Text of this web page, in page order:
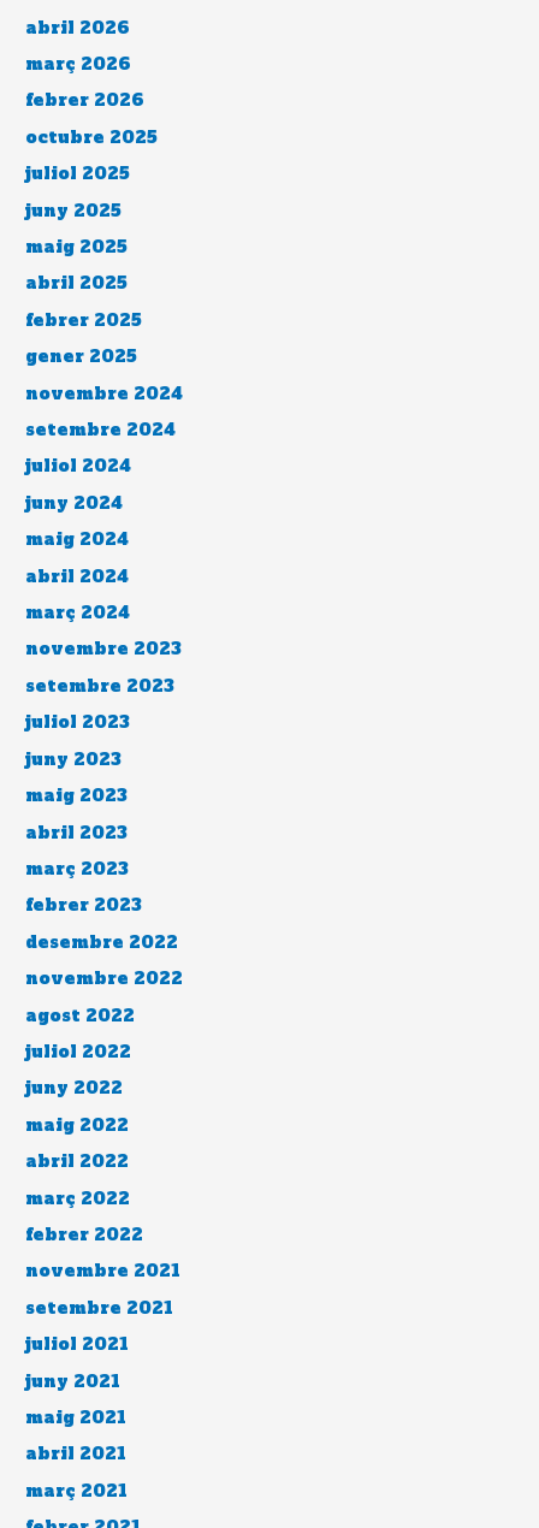
abril 2026
març 2026
febrer 2026
octubre 2025
juliol 2025
juny 2025
maig 2025
abril 2025
febrer 2025
gener 2025
novembre 2024
setembre 2024
juliol 2024
juny 2024
maig 2024
abril 2024
març 2024
novembre 2023
setembre 2023
juliol 2023
juny 2023
maig 2023
abril 2023
març 2023
febrer 2023
desembre 2022
novembre 2022
agost 2022
juliol 2022
juny 2022
maig 2022
abril 2022
març 2022
febrer 2022
novembre 2021
setembre 2021
juliol 2021
juny 2021
maig 2021
abril 2021
març 2021